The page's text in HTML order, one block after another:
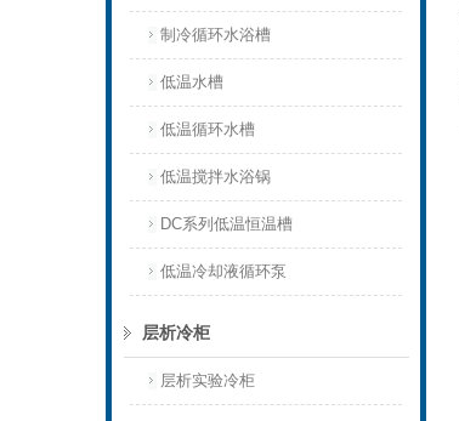
制冷循环水浴槽
低温水槽
低温循环水槽
低温搅拌水浴锅
DC系列低温恒温槽
低温冷却液循环泵
层析冷柜
层析实验冷柜